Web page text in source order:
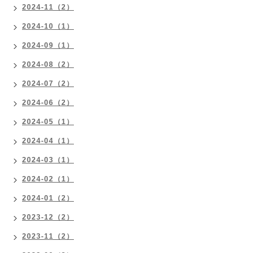
2024-11（2）
2024-10（1）
2024-09（1）
2024-08（2）
2024-07（2）
2024-06（2）
2024-05（1）
2024-04（1）
2024-03（1）
2024-02（1）
2024-01（2）
2023-12（2）
2023-11（2）